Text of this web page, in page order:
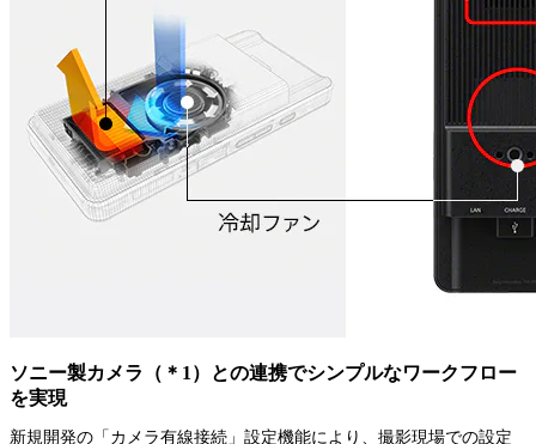
ソニー製カメラ（＊1）との連携でシンプルなワークフロー
を実現
新規開発の「カメラ有線接続」設定機能により、撮影現場での設定